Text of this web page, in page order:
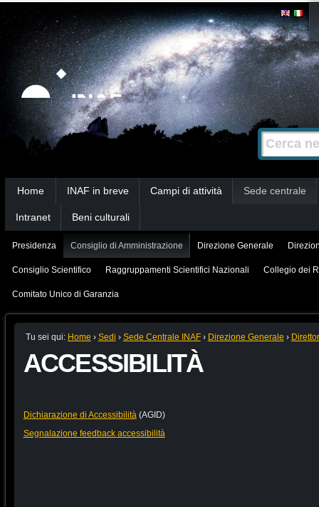
Strumenti
personali
Salta
contenuti.
|
Salta
alla
navigazione
Cerca nel
Ricerca
avanzata…
Home INAF in breve Campi di attività Sede centrale
Intranet Beni culturali
Presidenza Consiglio di Amministrazione Direzione Generale
Consiglio Scientifico Raggruppamenti Scientifici Nazionali Collegio dei
Comitato Unico di Garanzia
Tu sei qui: Home › Sedi › Sede Centrale INAF › Direzione Generale ›
ACCESSIBILITÀ
Dichiarazione di Accessibilità (AGID)
Segnalazione feedback accessibilità